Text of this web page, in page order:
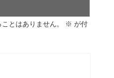
とはありません。 ※ が付